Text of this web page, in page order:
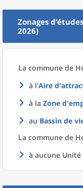
Zonages
2026)
La commune de
à l'Aire
à la Zone
au Bassin de
La commune de
à aucune